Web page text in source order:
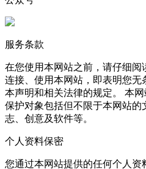
服务条款
在您使用本网站之前，请仔细阅
连接、使用本网站，即表明您
本声明和相关法律的规定。 本
保护对象包括但不限于本网站
志、创意及软件等。
个人资料保密
您通过本网站提供的任何个人